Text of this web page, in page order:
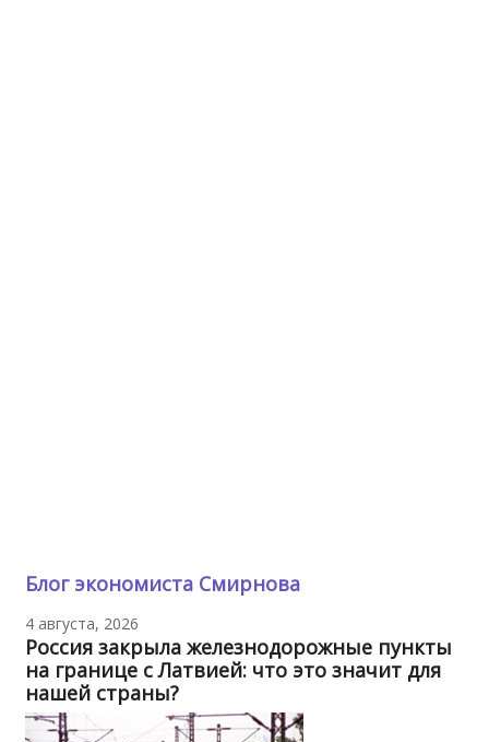
Блог экономиста Смирнова
4 августа, 2026
Россия закрыла железнодорожные пункты
на границе с Латвией: что это значит для
нашей страны?